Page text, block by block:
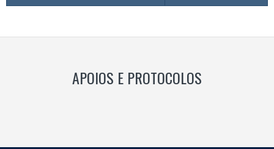
APOIOS E PROTOCOLOS